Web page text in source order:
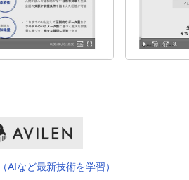
AIなど最新技術を学習）